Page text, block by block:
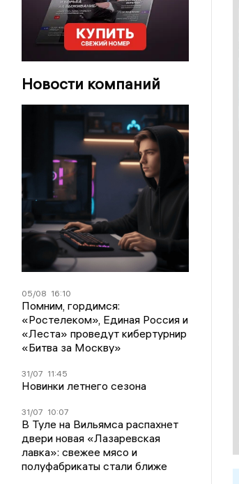
Новости компаний
05/08 16:10
Помним, гордимся:
«Ростелеком», Единая Россия и
«Леста» проведут кибертурнир
«Битва за Москву»
31/07 11:45
Новинки летнего сезона
31/07 10:07
В Туле на Вильямса распахнет
двери новая «Лазаревская
лавка»: свежее мясо и
полуфабрикаты стали ближе